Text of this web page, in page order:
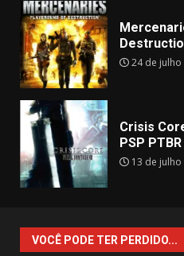
24 de
Crisis
PSP PTBR
13 de
VOCÊ PODE TER PERDIDO...